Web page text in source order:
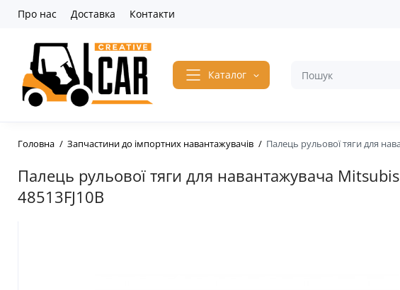
Про нас Доставка Контакти
Каталог
Головна Запчастини до імпортних навантажувачів Палець рульової тяги для
Палець рульової тяги для навантажувача
48513FJ10B